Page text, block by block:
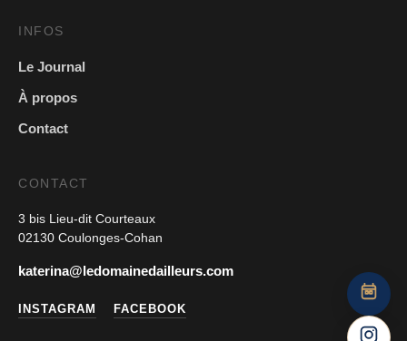
INFOS
Le Journal
À propos
Contact
CONTACT
3 bis Lieu-dit Courteaux
02130 Coulonges-Cohan
katerina@ledomainedailleurs.com
INSTAGRAM FACEBOOK